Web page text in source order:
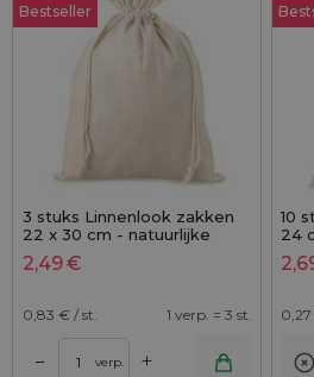
Bestseller
3 stuks Linnenlook zakken
22 x 30 cm - natuurlijke
kleur
2,49€
0,83 € / st. 1 verp. = 3 st.
– verp. +
10
24
0,27